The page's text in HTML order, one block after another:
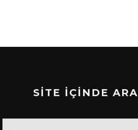
SİTE İÇİNDE ARA